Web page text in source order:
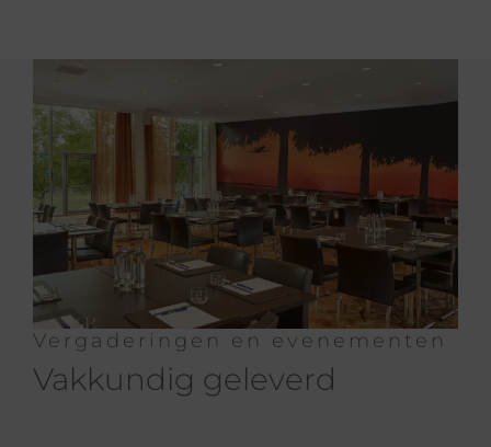
Vergaderingen en evenementen
Vakkundig geleverd